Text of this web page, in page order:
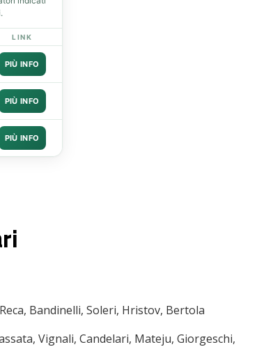
LINK
PIÙ INFO
PIÙ INFO
PIÙ INFO
Bandinelli, Soleri, Hristov, Bertola
Vignali, Candelari, Mateju, Giorgeschi,